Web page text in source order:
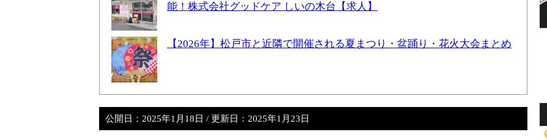
能！株式会社グッドケア しいの木台【求人】
【2026年】松戸市と近隣で開催される夏まつり・盆踊り・花火大会まとめ
公開日： 2025年1月18日 / 更新日： 2025年1月23日